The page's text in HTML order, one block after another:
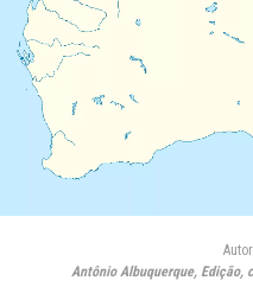
Antônio Albuquerque, Edição,